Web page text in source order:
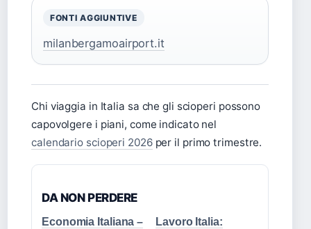
FONTI AGGIUNTIVE
milanbergamoairport.it
Chi viaggia in Italia sa che gli scioperi possono
capovolgere i piani, come indicato nel
calendario scioperi 2026per il primo trimestre.
DA NON PERDERE
Economia Italiana –
Lavoro Italia: